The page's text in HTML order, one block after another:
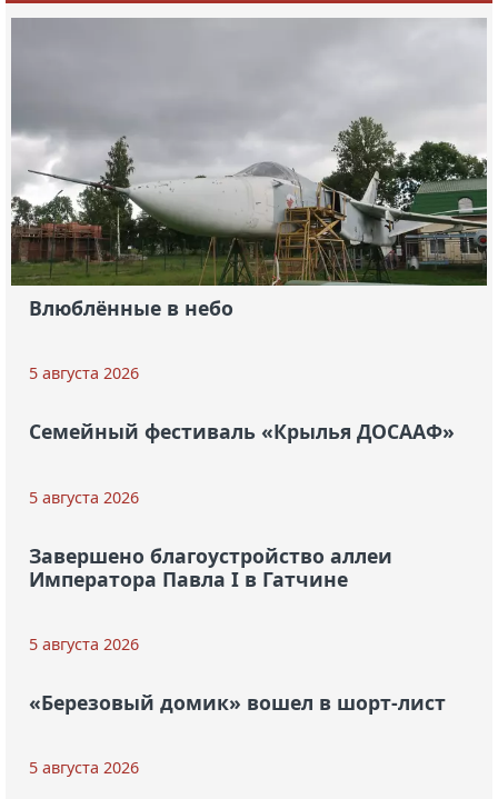
Влюблённые в небо
5 августа 2026
Семейный фестиваль «Крылья ДОСААФ»
5 августа 2026
Завершено благоустройство аллеи
Императора Павла I в Гатчине
5 августа 2026
«Березовый домик» вошел в шорт-лист
5 августа 2026